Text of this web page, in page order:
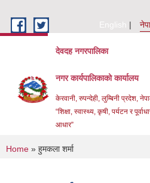
English
देवदह नगरपालिका
नगर कार्यपालिकाको कार्यालय
केरवानी, रुपन्देही, लुम्बिनी प्रदेश,
“शिक्षा, स्वास्थ्य, कृषी, पर्यटन र
आधार”
You are here
Home » हुमकला शर्मा